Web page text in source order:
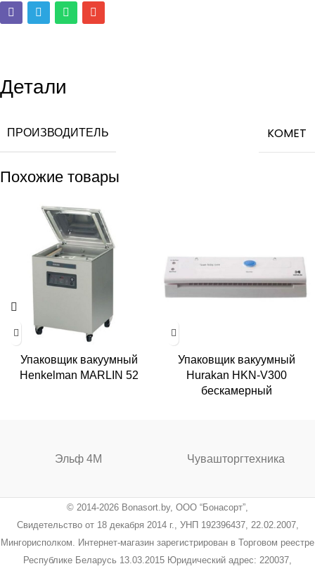
Детали
ПРОИЗВОДИТЕЛЬ KOMET
Похожие товары
Упаковщик вакуумный
Henkelman MARLIN 52
Упаковщик вакуумный
Hurakan HKN-V300
бескамерный
Эльф 4М Чувашторгтехника
© 2014-2026 Bonasort.by, ООО “Бонасорт”,
Свидетельство от 18 декабря 2014 г., УНП 192396437, 22.02.2007,
Мингорисполком. Интернет-магазин зарегистрирован в Торговом реестре
Республике Беларусь 13.03.2015 Юридический адрес: 220037,